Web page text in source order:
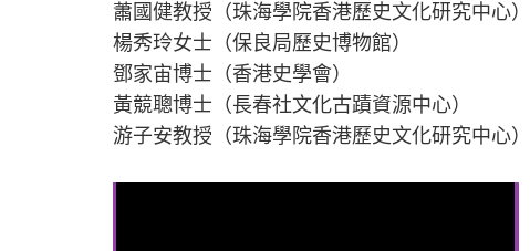
蕭國健教授（珠海學院香港歷史文化研究中心）
楊秀玲女士（保良局歷史博物館）
鄧家宙博士（香港史學會）
黃競聰博士（長春社文化古蹟資源中心）
游子安教授（珠海學院香港歷史文化研究中心）